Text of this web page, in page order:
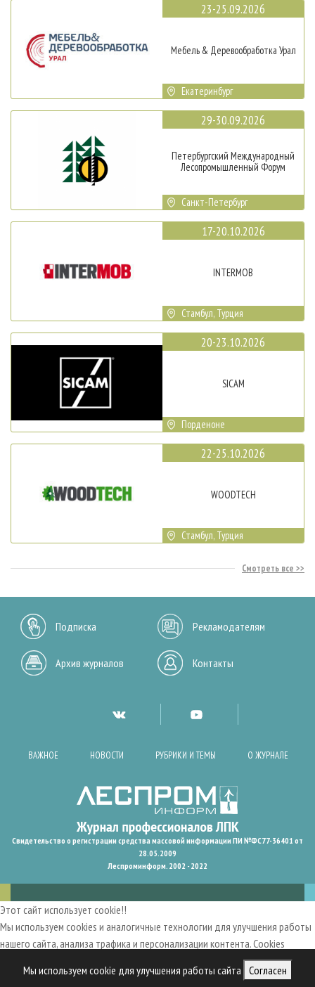
Мы используем cookie для улучшения работы сайта Согласен
23-25.09.2026
Мебель & Деревообработка Урал
Екатеринбург
29-30.09.2026
Петербургский Международный
Лесопромышленный Форум
Санкт-Петербург
17-20.10.2026
INTERMOB
Стамбул, Турция
20-23.10.2026
SICAM
Порденоне
22-25.10.2026
WOODTECH
Стамбул, Турция
Смотреть все
Подписка Рекламодателям
Архив журналов Контакты
ВАЖНОЕ НОВОСТИ РУБРИКИ И ТЕМЫ О ЖУРНАЛЕ
Свидетельство о регистрации средства массовой информации ПИ №ФС77-36401 от
28.05.2009
Леспроминформ. 2002 - 2022
Этот сайт использует cookie!!
Мы используем cookies и аналогичные технологии для улучшения работы
нашего сайта, анализа трафика и персонализации контента. Cookies
пользовательский опыт